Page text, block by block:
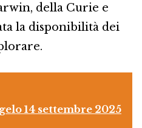
della Curie e
la disponibilità dei
14 settembre 2025